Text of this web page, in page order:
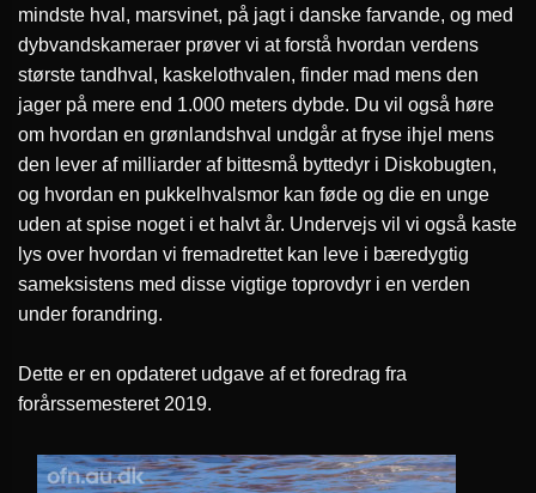
mindste hval, marsvinet, på jagt i danske farvande, og med
dybvandskameraer prøver vi at forstå hvordan verdens
største tandhval, kaskelothvalen, finder mad mens den
jager på mere end 1.000 meters dybde. Du vil også høre
om hvordan en grønlandshval undgår at fryse ihjel mens
den lever af milliarder af bittesmå byttedyr i Diskobugten,
og hvordan en pukkelhvalsmor kan føde og die en unge
uden at spise noget i et halvt år. Undervejs vil vi også kaste
lys over hvordan vi fremadrettet kan leve i bæredygtig
sameksistens med disse vigtige toprovdyr i en verden
under forandring.
Dette er en opdateret udgave af et foredrag fra
forårssemesteret 2019.